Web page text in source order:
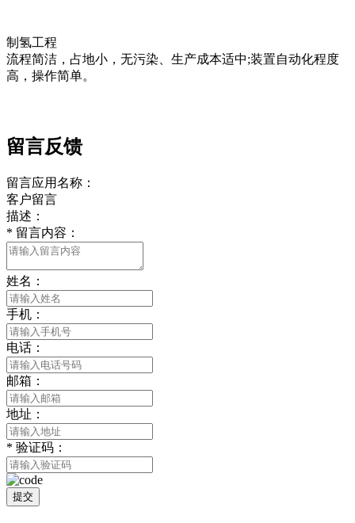
制氢工程
流程简洁，占地小，无污染、生产成本适中;装置自动化程度
高，操作简单。
留言反馈
留言应用名称：
客户留言
描述：
* 留言内容：
姓名：
手机：
电话：
邮箱：
地址：
* 验证码：
提交